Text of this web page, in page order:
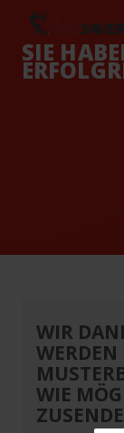
SIE
WIR
WIE